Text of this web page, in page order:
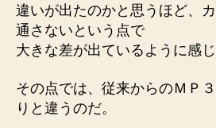
違いが出たのかと思うほど、
通さないという点で
大きな差が出ているように感じ
その点では、従来からのＭＰ
りと違うのだ。